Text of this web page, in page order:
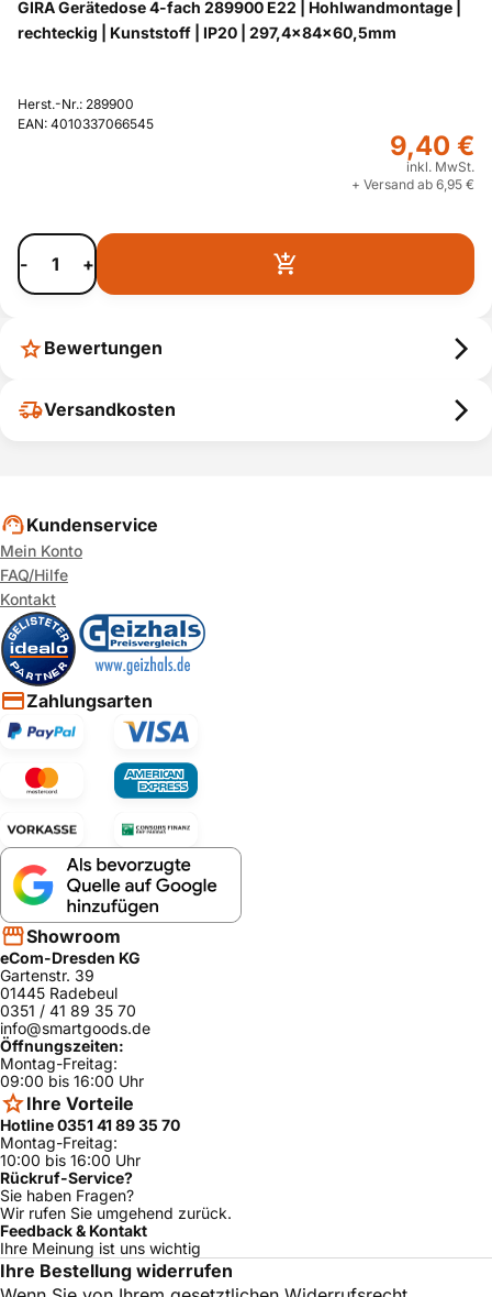
GIRA Gerätedose 4-fach 289900 E22 | Hohlwandmontage |
rechteckig | Kunststoff | IP20 | 297,4x84x60,5mm
Herst.-Nr.: 289900
EAN: 4010337066545
9,40 €
inkl. MwSt.
+ Versand ab 6,95 €
- +
Bewertungen
Versandkosten
Kundenservice
Mein Konto
FAQ/Hilfe
Kontakt
Zahlungsarten
Showroom
eCom-Dresden KG
Gartenstr. 39
01445 Radebeul
0351 / 41 89 35 70
info@smartgoods.de
Öffnungszeiten:
Montag-Freitag:
09:00 bis 16:00 Uhr
Ihre Vorteile
Hotline 0351 41 89 35 70
Montag-Freitag:
10:00 bis 16:00 Uhr
Rückruf-Service?
Sie haben Fragen?
Wir rufen Sie umgehend zurück.
Feedback & Kontakt
Ihre Meinung ist uns wichtig
Ihre Bestellung widerrufen